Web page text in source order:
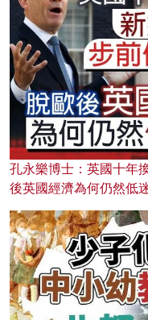
孔永樂博士：英國十年
後英國經濟為何仍然低